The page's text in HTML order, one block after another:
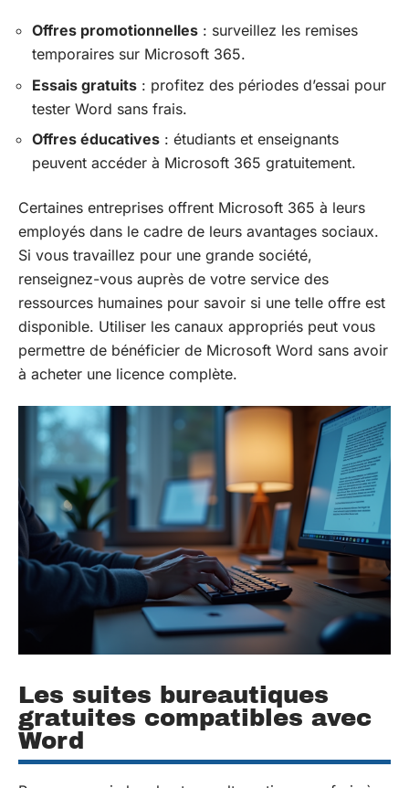
Offres promotionnelles : surveillez les remises
temporaires sur Microsoft 365.
Essais gratuits : profitez des périodes d’essai pour
tester Word sans frais.
Offres éducatives : étudiants et enseignants
peuvent accéder à Microsoft 365 gratuitement.
Certaines entreprises offrent Microsoft 365 à leurs
employés dans le cadre de leurs avantages sociaux.
Si vous travaillez pour une grande société,
renseignez-vous auprès de votre service des
ressources humaines pour savoir si une telle offre est
disponible. Utiliser les canaux appropriés peut vous
permettre de bénéficier de Microsoft Word sans avoir
à acheter une licence complète.
Les suites bureautiques
gratuites compatibles avec
Word